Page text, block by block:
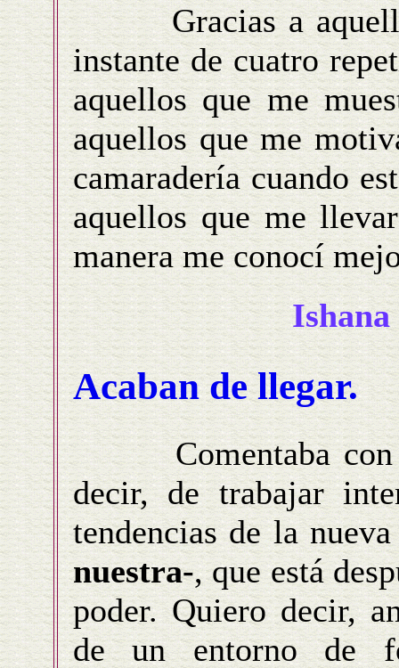
Gracias a
instante de cuatro
aquellos que me
aquellos que me
camaradería cuando
aquellos que me
manera me conocí
Acaban de llegar.
Comentaba con
decir, de trabajar
tendencias de la
nuestra-, que está
poder. Quiero decir,
de un entorno de